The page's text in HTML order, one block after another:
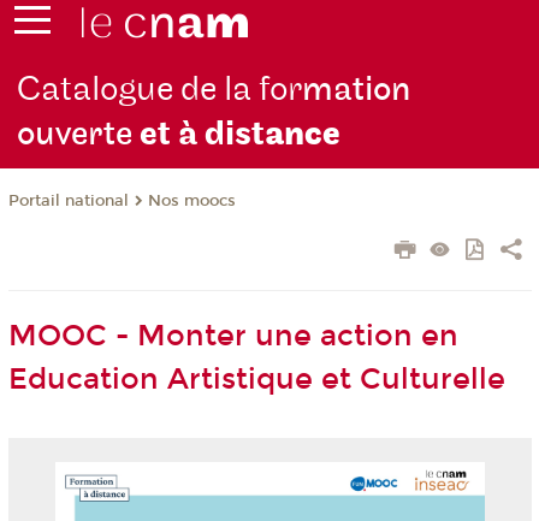
Catalogue de la formation
ouverteet à distance
Portail national Nos moocs
MOOC - Monter une action en
Education Artistique et Culturelle